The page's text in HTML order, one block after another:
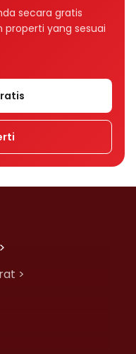
secara gratis
yang sesuai
>